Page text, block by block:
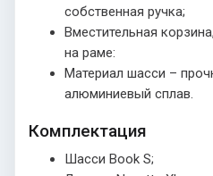
собственная ручка;
Вместительная
на раме:
Материал шасси –
алюминиевый сплав.
Комплектация
Шасси Book S;